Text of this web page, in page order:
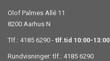
Olof Palmes Allé 11
8200 Aarhus N
Tlf.: 4185 6290 - tlf.tid 10:00-13:00
Rundvisninger: tlf.: 4185 6290